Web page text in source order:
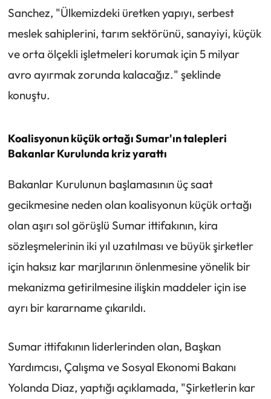
Sanchez, "Ülkemizdeki üretken yapıyı, serbest
meslek sahiplerini, tarım sektörünü, sanayiyi, küçük
ve orta ölçekli işletmeleri korumak için 5 milyar
avro ayırmak zorunda kalacağız." şeklinde
konuştu.
Koalisyonun küçük ortağı Sumar'ın talepleri
Bakanlar Kurulunda kriz yarattı
Bakanlar Kurulunun başlamasının üç saat
gecikmesine neden olan koalisyonun küçük ortağı
olan aşırı sol görüşlü Sumar ittifakının, kira
sözleşmelerinin iki yıl uzatılması ve büyük şirketler
için haksız kar marjlarının önlenmesine yönelik bir
mekanizma getirilmesine ilişkin maddeler için ise
ayrı bir kararname çıkarıldı.
Sumar ittifakının liderlerinden olan, Başkan
Yardımcısı, Çalışma ve Sosyal Ekonomi Bakanı
Yolanda Diaz, yaptığı açıklamada, "Şirketlerin kar